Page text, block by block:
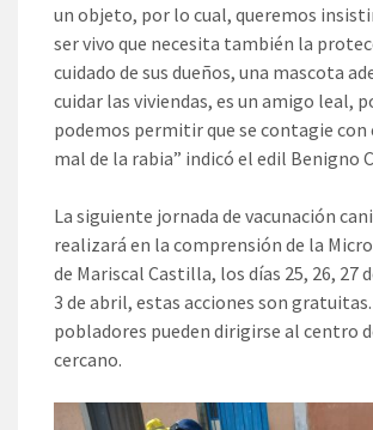
un objeto, por lo cual, queremos
ser vivo que necesita también la
cuidado de sus dueños, una mascota
cuidar las viviendas, es un amigo leal,
podemos permitir que se contagie
mal de la rabia” indicó el edil Benigno
La siguiente jornada de vacunación
realizará en la comprensión de la
de Mariscal Castilla, los días 25, 26, 27
3 de abril, estas acciones son
pobladores pueden dirigirse al centro
cercano.